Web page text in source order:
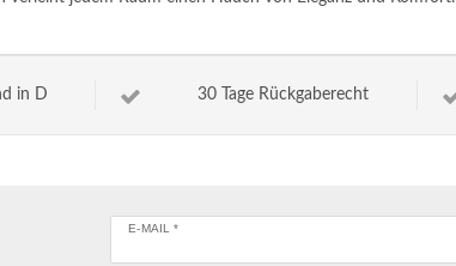
in D 30 Tage Rückgaberecht
E-MAIL *